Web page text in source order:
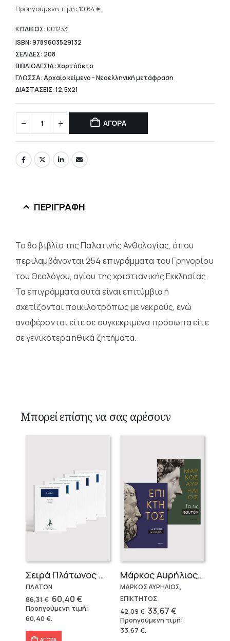
13,30 €.
τρέχουσα
είναι:
10,64 €.
Προηγούμενη τιμή: 10,64 €.
ΚΩΔΙΚΟΣ: 001233
ISBN: 9789603529132
ΣΕΛΙΔΕΣ: 208
ΒΙΒΛΙΟΔΕΣΙΑ: Χαρτόδετο
ΓΛΩΣΣΑ: Αρχαίο κείμενο - Νεοελληνική μετάφραση
ΔΙΑΣΤΑΣΕΙΣ: 12,5x21
ΑΓΟΡΑ
ΠΕΡΙΓΡΑΦΉ
Το 8ο βιβλίο της Παλατινής Ανθολογίας, όπου
περιλαμβάνονται 254 επιγράμματα του Γρηγορίου
του Θεολόγου, αγίου της χριστιανικής Εκκλησίας.
Τα επιγράμματα αυτά είναι επιτύμβια ή
σχετίζονται ποικιλοτρόπως με νεκρούς, ενώ
αναφέρονται είτε σε συγκεκριμένα πρόσωπα είτε
σε γενικότερα ηθικά ζητήματα.
Μπορεί επίσης να σας αρέσουν
Σειρά Πλάτωνος Πολιτεία
ΠΛΑΤΩΝ
86,31€ Original
price
was:
86,31 €.
60,40€Η
τρέχουσα
τιμή
Προηγούμενη τιμή:
60,40€.
Μάρκος Αυρήλιος & Επίκτητος (Επίτομα)
ΜΑΡΚΟΣ ΑΥΡΗΛΙΟΣ,
ΕΠΙΚΤΗΤΟΣ
42,09€ Original
price
was:
33,67€Η
τρέχουσα
τιμή
Προηγούμενη τιμή:
33,67 €.